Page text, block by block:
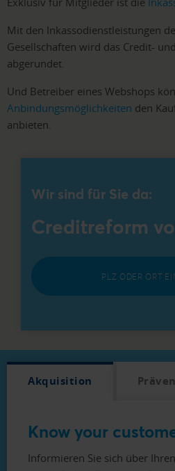
Mit den Inkassodienstleistungen
Gesellschaften wird das Credit-
abgerundet.
Und Betreiber eines Webshops
Anbindungsmöglichkeiten den
anbieten.
Wir sind für Sie da:
Creditreform
PLZ ODER ORT
Akquisition
Know your
Informieren Sie sich über